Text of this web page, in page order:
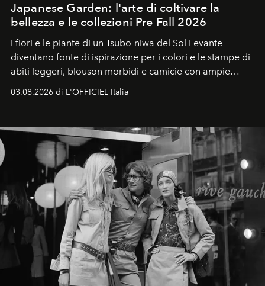
Japanese Garden: l'arte di coltivare la
bellezza e le collezioni Pre Fall 2026
I fiori e le piante di un Tsubo-niwa del Sol Levante
diventano fonte di ispirazione per i colori e le stampe di
abiti leggeri, blouson morbidi e camicie con ampie
maniche a kimono. E si trasformano in applicazioni
03.08.2026 di L'OFFICIEL Italia